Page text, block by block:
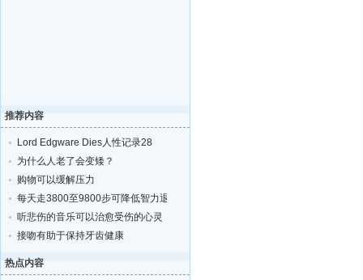
推荐内容
Lord Edgware Dies人性记录28
为什么人老了会变矮？
购物可以缓解压力
每天走3800至9800步可降低智力退化的风险
听悲伤的音乐可以治愈受伤的心灵
接吻有助于保持牙齿健康
热点内容